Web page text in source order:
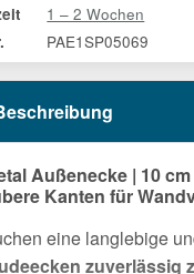
1 – 2 Wochen
PAE1SP05069
Außenecke | 10
Kanten für
eine langlebige
zuverlässig